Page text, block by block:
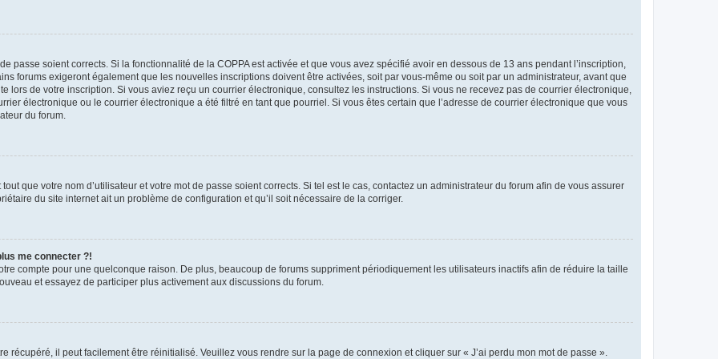
passe soient corrects. Si la fonctionnalité de la COPPA est activée et que vous avez spécifié avoir en dessous de 13 ans pendant l’inscription,
forums exigeront également que les nouvelles inscriptions doivent être activées, soit par vous-même ou soit par un administrateur, avant que
lors de votre inscription. Si vous aviez reçu un courrier électronique, consultez les instructions. Si vous ne recevez pas de courrier électronique,
électronique ou le courrier électronique a été filtré en tant que pourriel. Si vous êtes certain que l’adresse de courrier électronique que vous
du forum.
que votre nom d’utilisateur et votre mot de passe soient corrects. Si tel est le cas, contactez un administrateur du forum afin de vous assurer
du site internet ait un problème de configuration et qu’il soit nécessaire de la corriger.
me connecter ?!
compte pour une quelconque raison. De plus, beaucoup de forums suppriment périodiquement les utilisateurs inactifs afin de réduire la taille
et essayez de participer plus activement aux discussions du forum.
récupéré, il peut facilement être réinitialisé. Veuillez vous rendre sur la page de connexion et cliquer sur « J’ai perdu mon mot de passe ».